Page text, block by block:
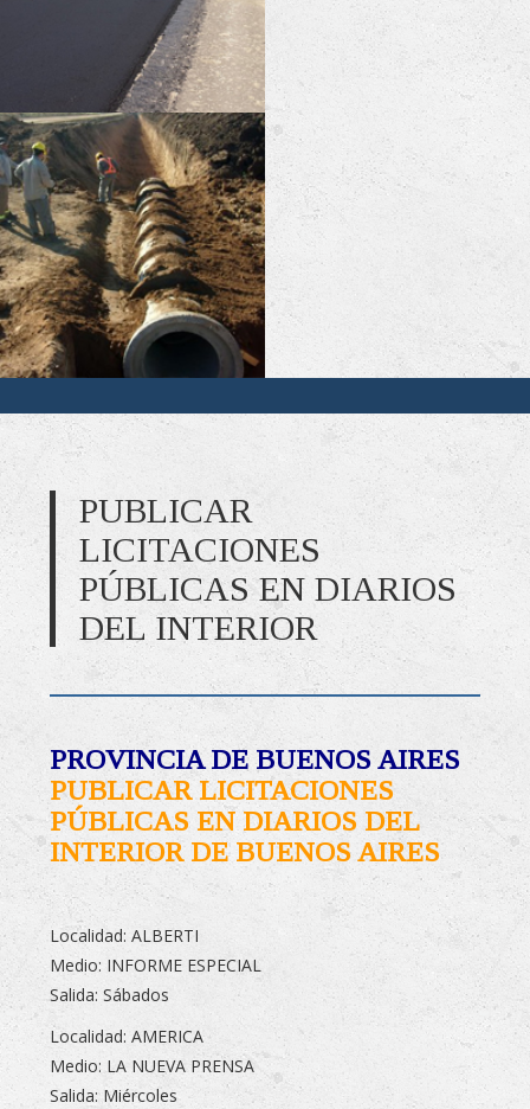
PUBLICAR
LICITACIONES
PÚBLICAS EN DIARIOS
DEL INTERIOR
PROVINCIA DE BUENOS AIRES
PUBLICAR LICITACIONES
PÚBLICAS EN DIARIOS DEL
INTERIOR DE BUENOS AIRES
Localidad: ALBERTI
Medio: INFORME ESPECIAL
Salida: Sábados
Localidad: AMERICA
Medio: LA NUEVA PRENSA
Salida: Miércoles